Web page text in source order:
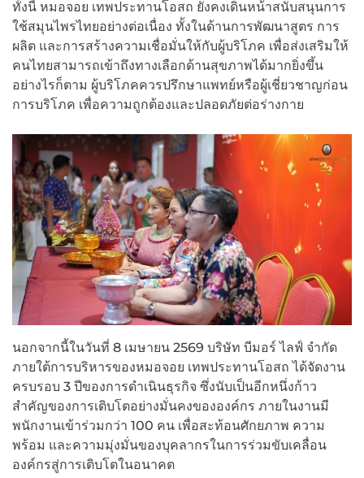
ทั้งนี้ หมอจอย เทพประทานโอสถ ยังคงเดินหน้าสนับสนุนการ
ใช้สมุนไพรไทยอย่างต่อเนื่อง ทั้งในด้านการพัฒนาสูตร การ
ผลิต และการสร้างความเชื่อมั่นให้กับผู้บริโภค เพื่อส่งเสริมให้
คนไทยสามารถเข้าถึงทางเลือกด้านสุขภาพได้มากยิ่งขึ้น
อย่างไรก็ตาม ผู้บริโภคควรปรึกษาแพทย์หรือผู้เชี่ยวชาญก่อน
การบริโภค เพื่อความถูกต้องและปลอดภัยต่อร่างกาย
นอกจากนี้ในวันที่ 8 เมษายน 2569 บริษัท บีมอร์ ไลฟ์ จำกัด
ภายใต้การบริหารของหมอจอย เทพประทานโอสถ ได้จัดงาน
ครบรอบ 3 ปีของการดำเนินธุรกิจ ซึ่งนับเป็นอีกหนึ่งก้าว
สำคัญของการเติบโตอย่างมั่นคงขององค์กร ภายในงานมี
พนักงานเข้าร่วมกว่า 100 คน เพื่อสะท้อนศักยภาพ ความ
พร้อม และความมุ่งมั่นของบุคลากรในการร่วมขับเคลื่อน
องค์กรสู่การเติบโตในอนาคต